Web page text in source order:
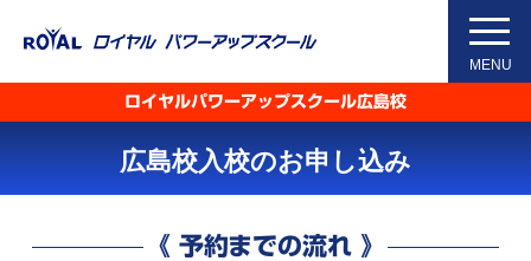
MENU
ロイヤルパワーアップスクール広島校
広島校入校のお申し込み
《 予約までの流れ 》